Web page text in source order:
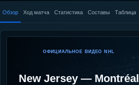
Обзор Ход матча Статистика Составы Таблица
ОФИЦИАЛЬНОЕ ВИДЕО NHL
New Jersey — Montréal